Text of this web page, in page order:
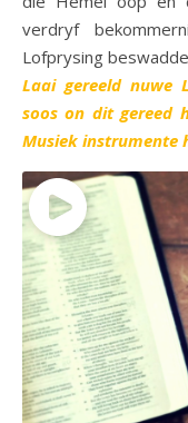
verdryf
Lofprysing
Laai gereeld nuwe
soos on dit gereed
Musiek instrumente